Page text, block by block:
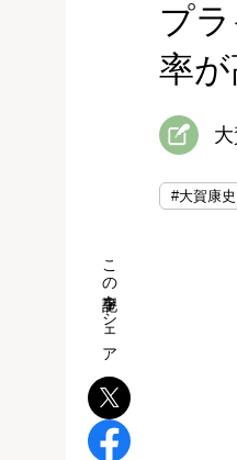
プ
率
#大賀康史
この記事をシェア